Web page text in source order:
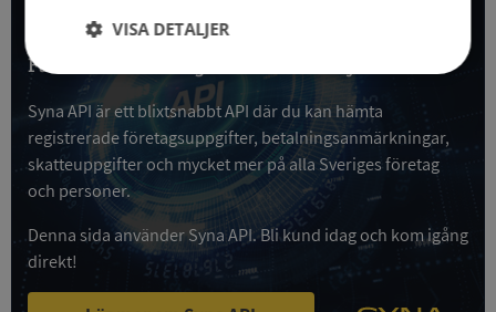
All företagsdata i API
Få all denna företagsinformation i Syna API
Syna API är ett blixtsnabbt API där du kan hämta
registrerade företagsuppgifter, betalningsanmärkningar,
skatteuppgifter och mycket mer på alla Sveriges företag
och personer.
Denna sida använder Syna API. Bli kund idag och kom igång
direkt!
VISA DETALJER
Strikt
nödvändigt
Prestanda Inriktning
Oklassificerade